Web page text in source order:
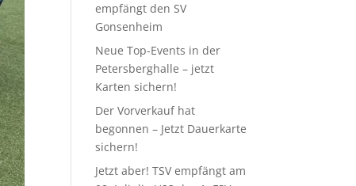
empfängt den SV
Gonsenheim
Neue Top-Events in der
Petersberghalle – jetzt
Karten sichern!
Der Vorverkauf hat
begonnen – Jetzt Dauerkarte
sichern!
Jetzt aber! TSV empfängt am